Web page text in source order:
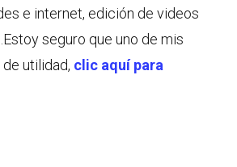
e internet, edición de videos
seguro que uno de mis
utilidad, clic aquí para